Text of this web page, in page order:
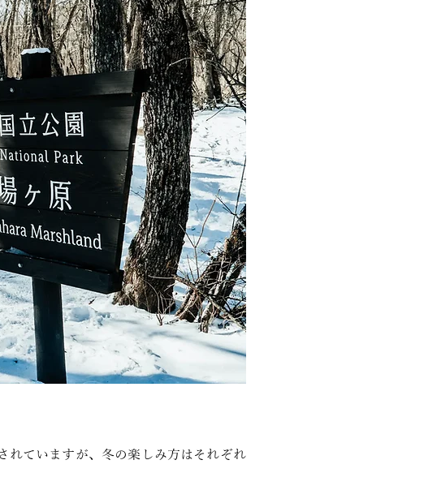
れていますが、冬の楽しみ方はそれぞれ